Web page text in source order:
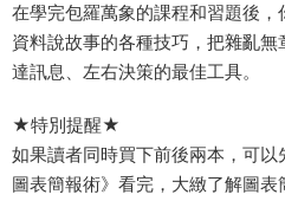
在學完包羅萬象的課程和習題後
資料說故事的各種技巧，把雜亂
達訊息、左右決策的最佳工具。
★特別提醒★
如果讀者同時買下前後兩本，可
圖表簡報術》看完，大緻了解圖